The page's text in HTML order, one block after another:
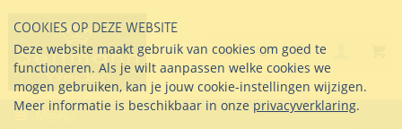
links
over
Direct
naar
info@seltmann-
Stel uw vraag
085 76 07 000
Search
Menu
COOKIES OP DEZE WEBSITE
Deze website maakt gebruik van cookies om goed te
functioneren. Als je wilt aanpassen welke cookies we
mogen gebruiken, kan je jouw cookie-instellingen wijzigen.
Meer informatie is beschikbaar in onze privacyverklaring.